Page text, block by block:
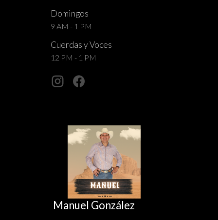
Domingos
9 AM - 1 PM
Cuerdas y Voces
12 PM - 1 PM
Manuel González